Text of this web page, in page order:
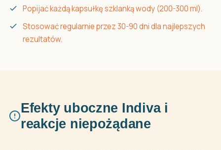
Popijać każdą kapsułkę szklanką wody (200-300 ml).
Stosować regularnie przez 30-90 dni dla najlepszych
rezultatów.
Efekty uboczne Indiva i
reakcje niepożądane